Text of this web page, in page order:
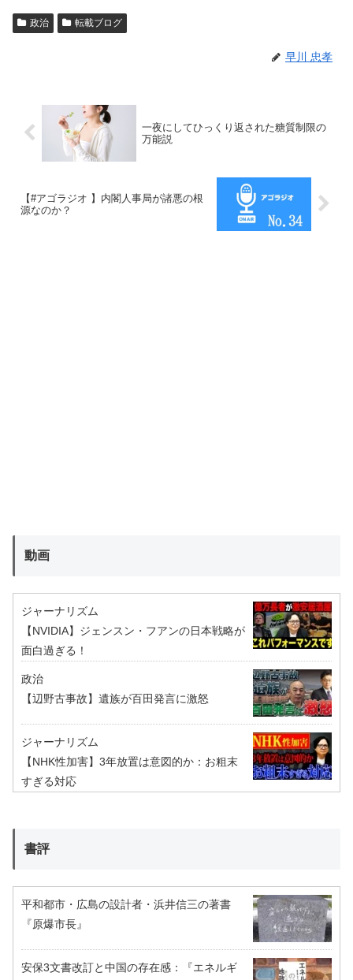
政治 転載ブログ
早川 忠孝
一夜にしてひっくり返された糖質制限の
万能説
【#アゴラジオ 】内閣人事局が諸悪の根
源なのか？
動画
ジャーナリズム
【NVIDIA】ジェンスン・フアンの日本戦略が
面白過ぎる！
政治
【辺野古事故】遺族が百田発言に激怒
ジャーナリズム
【NHK性加害】3年放置は意図的か：お粗末
すぎる対応
書評
平和都市・広島の設計者・浜井信三の著書
『原爆市長』
安保3文書改訂と中国の存在感：『エネルギ